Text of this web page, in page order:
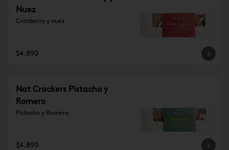
Nuez
Cranberry y nuez
$4.890
Nat Crackers Pistacho y
Romero
Pistacho y Romero
$4.890